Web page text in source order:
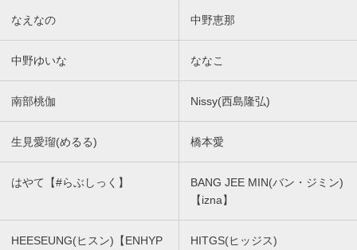
なえなの 中野恵那
中野ゆいな ななこ
南部桃伽 Nissy(西島隆弘)
生見愛瑠(めるる) 橋本愛
はやて【#らぶしっく】
BANG JEE MIN(バン・ジミン)
【izna】
HEESEUNG(ヒスン)【ENHYP
HITGS(ヒッジス)